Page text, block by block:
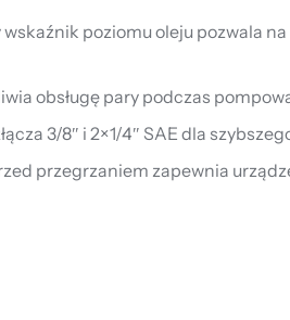
wskaźnik poziomu oleju pozwala
obsługę pary podczas
3/8″ i 2×1/4″ SAE dla
przegrzaniem zapewnia